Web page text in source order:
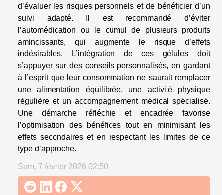
d’évaluer les risques personnels et de bénéficier d’un
suivi adapté. Il est recommandé d’éviter
l’automédication ou le cumul de plusieurs produits
amincissants, qui augmente le risque d’effets
indésirables. L’intégration de ces gélules doit
s’appuyer sur des conseils personnalisés, en gardant
à l’esprit que leur consommation ne saurait remplacer
une alimentation équilibrée, une activité physique
régulière et un accompagnement médical spécialisé.
Une démarche réfléchie et encadrée favorise
l’optimisation des bénéfices tout en minimisant les
effets secondaires et en respectant les limites de ce
type d’approche.
Sam. 7 février 2026 02:50